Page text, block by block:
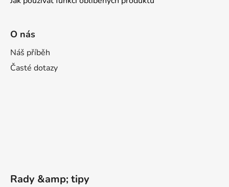
O nás
Náš příběh
Časté dotazy
Rady &amp; tipy